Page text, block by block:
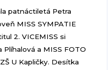
patnáctiletá Petra
MISS SYMPATIE
2. VICEMISS si
a MISS FOTO
U Kapličky. Desítka